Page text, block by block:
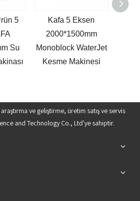
Yeni Ürün 3 Eksen
KAFA 2000*4000mm
Su Jeti Kesim
Makinası Fiyat
ve geliştirme, üretim satış ve servis
and Technology Co., Ltd'ye sahiptir.